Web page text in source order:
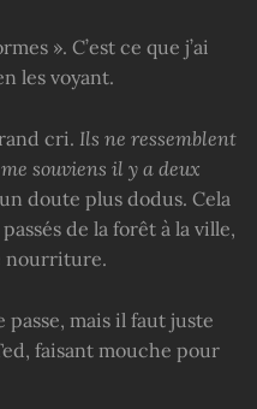
». C’est ce que j’ai
les voyant.
cri. Ils ne ressemblent
souviens il y a deux
doute plus dodus. Cela
de la forêt à la ville,
nourriture.
passe, mais il faut juste
faisant mouche pour